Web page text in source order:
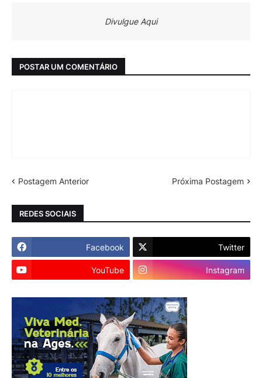
Divulgue Aqui
POSTAR UM COMENTÁRIO
Postagem Anterior Próxima Postagem
REDES SOCIAIS
Facebook Twitter
YouTube Instagram